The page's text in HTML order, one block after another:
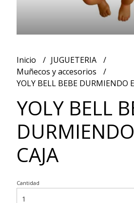
Inicio
JUGUETERIA
Muñecos y accesorios
YOLY BELL BEBE DURMIENDO
YOLY BELL
CAJA
Cantidad